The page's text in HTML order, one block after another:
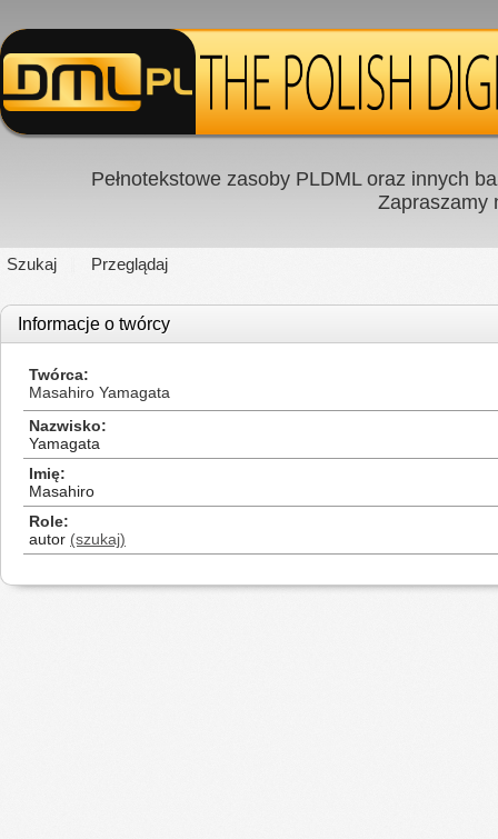
Pełnotekstowe zasoby PLDML oraz innych
Zapraszamy
Szukaj Przeglądaj
Informacje o twórcy
Twórca
Masahiro Yamagata
Nazwisko
Yamagata
Imię
Masahiro
Role
autor (szukaj)